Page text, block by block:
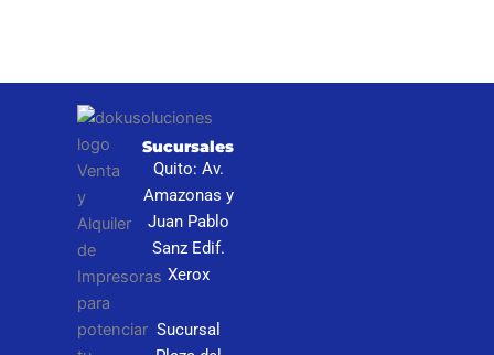
Sucursales
Quito: Av.
Amazonas y
Juan Pablo
Sanz Edif.
Xerox
Sucursal